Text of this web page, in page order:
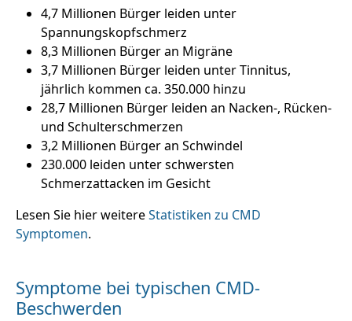
4,7 Millionen Bürger leiden unter
Spannungskopfschmerz
8,3 Millionen Bürger an Migräne
3,7 Millionen Bürger leiden unter Tinnitus,
jährlich kommen ca. 350.000 hinzu
28,7 Millionen Bürger leiden an Nacken-, Rücken-
und Schulterschmerzen
3,2 Millionen Bürger an Schwindel
230.000 leiden unter schwersten
Schmerzattacken im Gesicht
Lesen Sie hier weitereStatistiken zu CMD
Symptomen.
Symptome bei typischen CMD-
Beschwerden